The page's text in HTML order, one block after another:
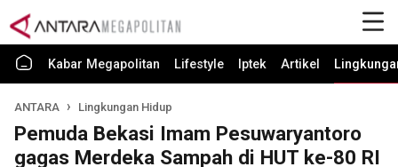
Kabar Megapolitan Lifestyle Iptek Artikel
ANTARA Lingkungan Hidup
Pemuda Bekasi Imam Pesuwaryantoro
gagas Merdeka Sampah di HUT ke-80 RI